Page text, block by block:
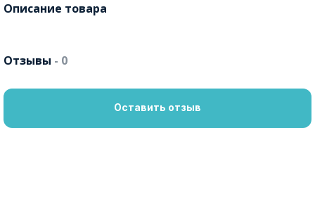
Описание товара
Отзывы - 0
Оставить отзыв